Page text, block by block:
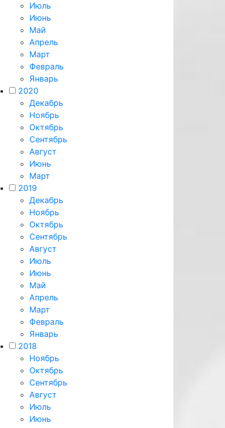
Июль
Июнь
Май
Апрель
Март
Февраль
Январь
2020
Декабрь
Ноябрь
Октябрь
Сентябрь
Август
Июнь
Март
2019
Декабрь
Ноябрь
Октябрь
Сентябрь
Август
Июль
Июнь
Май
Апрель
Март
Февраль
Январь
2018
Ноябрь
Октябрь
Сентябрь
Август
Июль
Июнь